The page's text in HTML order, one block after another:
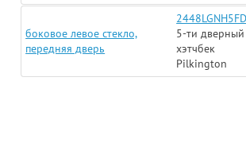
боковое левое стекло,
передняя дверь
2448LGNH5FD
5-ти дверный
xэтчбек
Pilkington